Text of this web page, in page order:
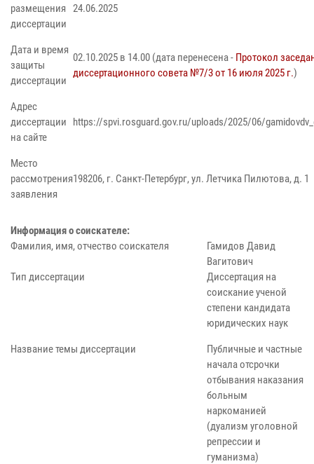
размещения
диссертации
24.06.2025
Дата и время
защиты
диссертации
02.10.2025 в 14.00 (дата перенесена - Протокол
диссертационного совета №7/3 от 16 июля 2025 г.)
Адрес
диссертации
на сайте
https://spvi.rosguard.gov.ru/uploads/2025/06/
Место
рассмотрения
заявления
198206, г. Санкт-Петербург, ул. Летчика Пилютова, д. 1
Информация о соискателе:
Фамилия, имя, отчество соискателя
Гамидов Давид
Вагитович
Тип диссертации
Диссертация на
соискание ученой
степени кандидата
юридических наук
Название темы диссертации
Публичные и частные
начала отсрочки
отбывания наказания
больным
наркоманией
(дуализм уголовной
репрессии и
гуманизма)